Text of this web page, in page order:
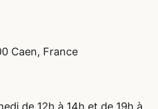
Caen, France
de 12h à 14h et de 19h à